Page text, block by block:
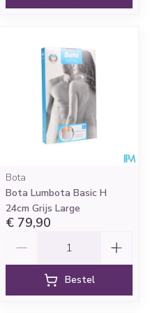
Bota
Bota Lumbota Basic H
24cm Grijs Large
€ 79,90
Bestel